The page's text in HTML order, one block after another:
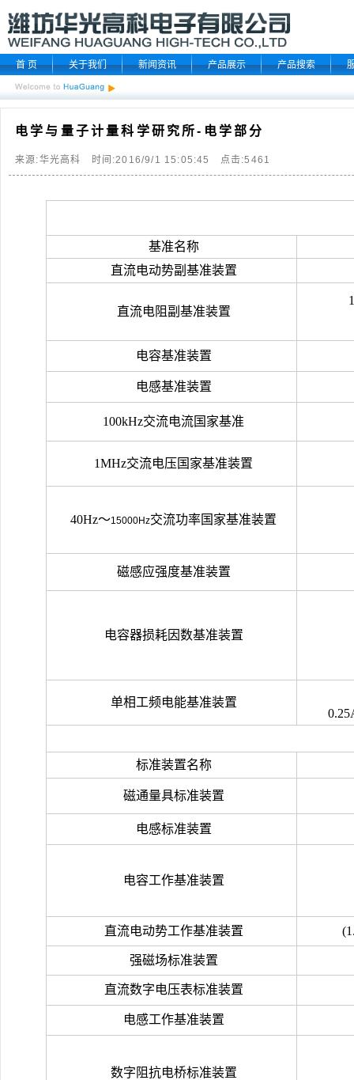
首 页 关于我们 新闻资讯 产品展示 产品搜索
电学与量子计量科学研究所-电学部分
来源:华光高科 时间:2016/9/1 15:05:45 点击:5461
基准名称
直流电动势副基准装置
直流电阻 副基准装置
电容基准装置
电感基准装置
100kHz交流电流国家基准
1MHz交流电压国家基准装置
40Hz～15000Hz交流功率国家基准装置
磁感应强度基准装置
电容器损耗因数基准装置
单相工频电能基准装置
标准装置名称
磁通量具标准装置
电感标准装置
电容工作基准装置
直流电动势工作基准装置
强磁场标准装置
直流数字电压表标准装置
电感工作基准装置
数字阻抗电桥标准装置